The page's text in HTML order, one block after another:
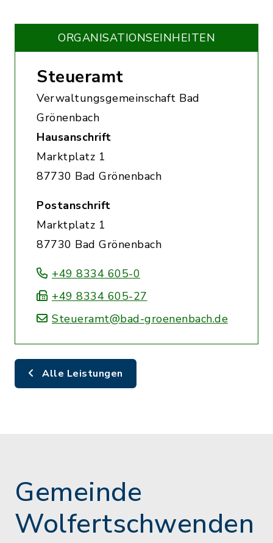
ORGANISATIONS­EINHEITEN
Steueramt
Verwaltungsgemeinschaft Bad
Grönenbach
Hausanschrift
Marktplatz 1
87730 Bad Grönenbach
Postanschrift
Marktplatz 1
87730 Bad Grönenbach
+49 8334 605-0
+49 8334 605-27
Steueramt@bad-groenenbach.de
Alle Leistungen
Gemeinde
Wolfertschwenden